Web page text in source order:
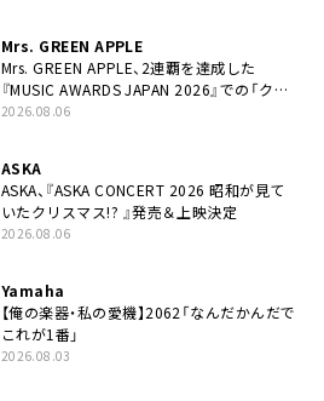
Mrs. GREEN APPLE
Mrs. GREEN APPLE、2連覇を達成した
『MUSIC AWARDS JAPAN 2026』での「クス
シキ」ライブパフォーマンスをYouTube公開
2026.08.06
ASKA
ASKA、『ASKA CONCERT 2026 昭和が見て
いたクリスマス!? 』発売＆上映決定
2026.08.06
Yamaha
【俺の楽器・私の愛機】2062「なんだかんだで
これが1番」
2026.08.03